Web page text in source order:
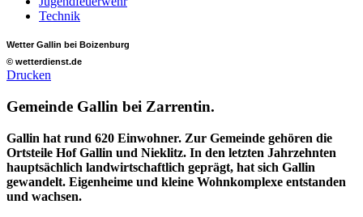
Technik
Wetter Gallin bei Boizenburg
© wetterdienst.de
Drucken
Gemeinde Gallin bei Zarrentin.
Gallin hat rund 620 Einwohner. Zur Gemeinde gehören die
Ortsteile Hof Gallin und Nieklitz. In den letzten Jahrzehnten
hauptsächlich landwirtschaftlich geprägt, hat sich Gallin
gewandelt. Eigenheime und kleine Wohnkomplexe entstanden
und wachsen.